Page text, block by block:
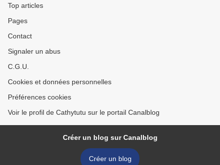
Top articles
Pages
Contact
Signaler un abus
C.G.U.
Cookies et données personnelles
Préférences cookies
Voir le profil de Cathytutu sur le portail Canalblog
Créer un blog sur Canalblog
Créer un blog